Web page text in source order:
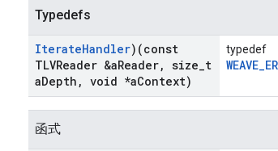
Typedefs
IterateHandler)(const
TLVReader &aReader, size t
aDepth , void *aContext)
typedef
函式